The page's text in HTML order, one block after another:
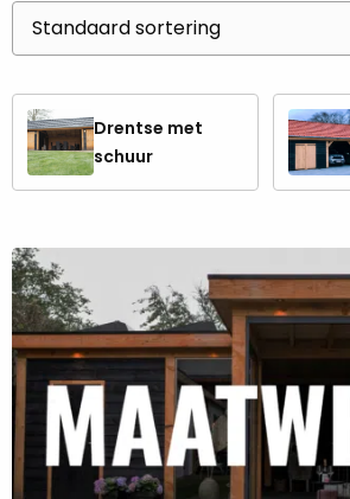
Drentse met
schuur
TonenDrentse
met
schuur
Lees
meer
over